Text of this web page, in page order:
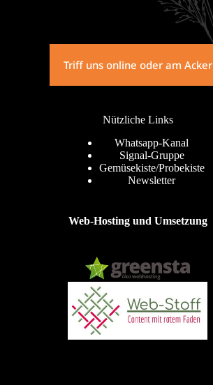
Triff uns online oder am Acker
Nützliche Links
Whatsapp-Kanal
Signal-Gruppe
Gemüsekiste/Probekiste
Newsletter
Web-Hosting und Umsetzung